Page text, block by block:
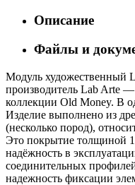
Описание
Файлы и
Модуль художественный
производитель Lab Arte
коллекции Old Money. В
Изделие выполнено из
(несколько пород),
Это покрытие толщиной
надёжность в
соединительных
надежность фиксации